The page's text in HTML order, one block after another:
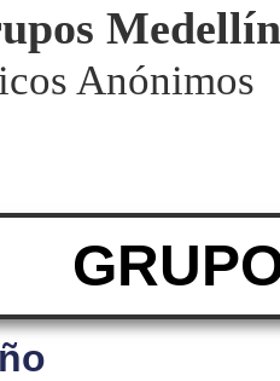
Medellín
Anónimos